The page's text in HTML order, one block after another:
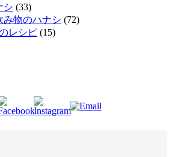
シ (33)
み物のハナシ (72)
レシピ (15)